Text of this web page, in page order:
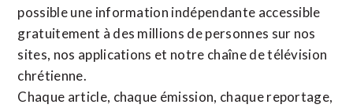
possible une information indépendante accessible
gratuitement à des millions de personnes sur nos
sites, nos applications et notre chaîne de télévision
chrétienne.
Chaque article, chaque émission, chaque reportage,